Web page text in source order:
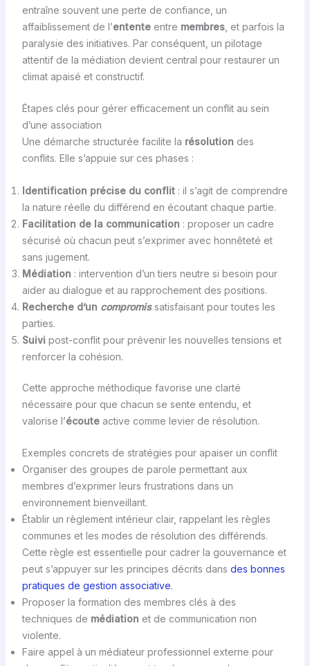
entraîne souvent une perte de confiance, un
affaiblissement de l’ententeentre membres, et parfois la
paralysie des initiatives. Par conséquent, un pilotage
attentif de la médiation devient central pour restaurer un
climat apaisé et constructif.
Étapes clés pour gérer efficacement un conflit au sein
d’une association
Une démarche structurée facilite la résolution des
conflits. Elle s’appuie sur ces phases :
Identification précise du conflit: il s’agit de comprendre
la nature réelle du différend en écoutant chaque partie.
Facilitation de la communication : proposer un cadre
sécurisé où chacun peut s’exprimer avec honnêteté et
sans jugement.
Médiation : intervention d’un tiers neutre si besoin pour
aider au dialogue et au rapprochement des positions.
Recherche d’un compromissatisfaisant pour toutes les
parties.
Suivi post-conflit pour prévenir les nouvelles tensions et
renforcer la cohésion.
Cette approche méthodique favorise une clarté
nécessaire pour que chacun se sente entendu, et
valorise l’écouteactive comme levier de résolution.
Exemples concrets de stratégies pour apaiser un conflit
Organiser des groupes de parole permettant aux
membres d’exprimer leurs frustrations dans un
environnement bienveillant.
Établir un règlement intérieur clair, rappelant les règles
communes et les modes de résolution des différends.
Cette règle est essentielle pour cadrer la gouvernance et
peut s’appuyer sur les principes décrits dans des bonnes
pratiques de gestion associative.
Proposer la formation des membres clés à des
techniques de médiation et de communication non
violente.
Faire appel à un médiateur professionnel externe pour